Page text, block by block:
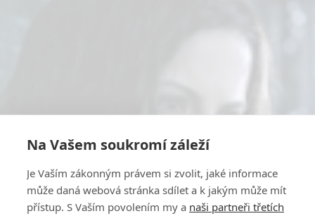
Na Vašem soukromí záleží
Je Vaším zákonným právem si zvolit, jaké informace
může daná webová stránka sdílet a k jakým může mít
přístup. S Vaším povolením my a naši partneři třetích